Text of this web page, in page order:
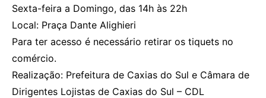
Sexta-feira a Domingo, das 14h às 22h
Local: Praça Dante Alighieri
Para ter acesso é necessário retirar os tiquets no
comércio.
Realização: Prefeitura de Caxias do Sul e Câmara de
Dirigentes Lojistas de Caxias do Sul – CDL